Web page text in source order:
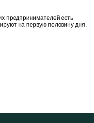
предпринимателей есть
на первую половину дня,